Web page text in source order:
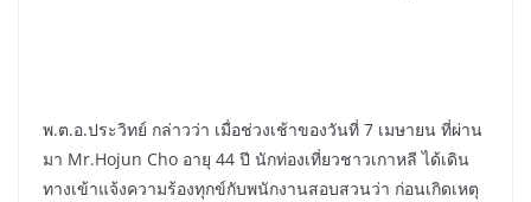
พ.ต.อ.ประวิทย์ กล่าวว่า เมื่อช่วงเช้าของวันที่ 7 เมษายน ที่ผ่าน
มา Mr.Hojun Cho อายุ 44 ปี นักท่องเที่ยวชาวเกาหลี ได้เดิน
ทางเข้าแจ้งความร้องทุกข์กับพนักงานสอบสวนว่า ก่อนเกิดเหตุ